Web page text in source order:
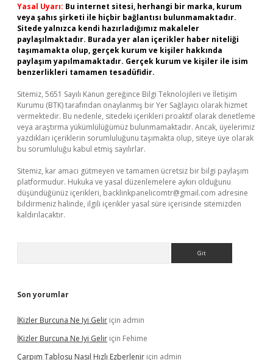
Yasal Uyarı: Bu internet sitesi, herhangi bir marka, kurum
veya şahıs şirketi ile hiçbir bağlantısı bulunmamaktadır.
Sitede yalnızca kendi hazırladığımız makaleler
paylaşılmaktadır. Burada yer alan içerikler haber niteliği
taşımamakta olup, gerçek kurum ve kişiler hakkında
paylaşım yapılmamaktadır. Gerçek kurum ve kişiler ile isim
benzerlikleri tamamen tesadüfidir.
Sitemiz, 5651 Sayılı Kanun gereğince Bilgi Teknolojileri ve İletişim
Kurumu (BTK) tarafından onaylanmış bir Yer Sağlayıcı olarak hizmet
vermektedir. Bu nedenle, sitedeki içerikleri proaktif olarak denetleme
veya araştırma yükümlülüğümüz bulunmamaktadır. Ancak, üyelerimiz
yazdıkları içeriklerin sorumluluğunu taşımakta olup, siteye üye olarak
bu sorumluluğu kabul etmiş sayılırlar.
Sitemiz, kar amacı gütmeyen ve tamamen ücretsiz bir bilgi paylaşım
platformudur. Hukuka ve yasal düzenlemelere aykırı olduğunu
düşündüğünüz içerikleri, backlinkpanelicomtr@gmail.com adresine
bildirmeniz halinde, ilgili içerikler yasal süre içerisinde sitemizden
kaldırılacaktır.
Son yorumlar
İKizler Burcuna Ne Iyi Gelir için admin
İKizler Burcuna Ne Iyi Gelir için Fehime
Çarpım Tablosu Nasıl Hızlı Ezberlenir için admin